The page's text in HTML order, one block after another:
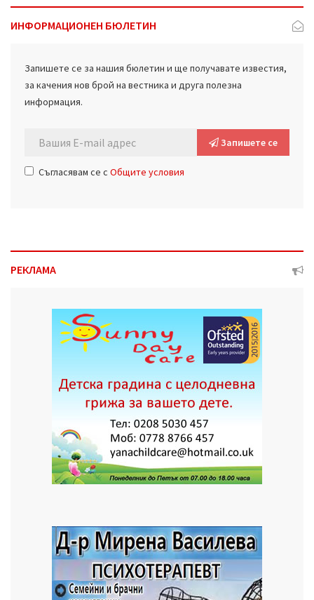
ИНФОРМАЦИОНЕН БЮЛЕТИН
Запишете се за нашия бюлетин и ще получавате известия,
за качения нов брой на вестника и друга полезна
информация.
Запишете се
Съгласявам се с Общите условия
РЕКЛАМА